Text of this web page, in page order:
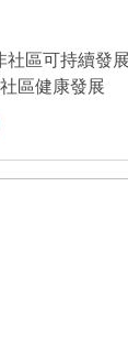
社區可持續發
區健康發展